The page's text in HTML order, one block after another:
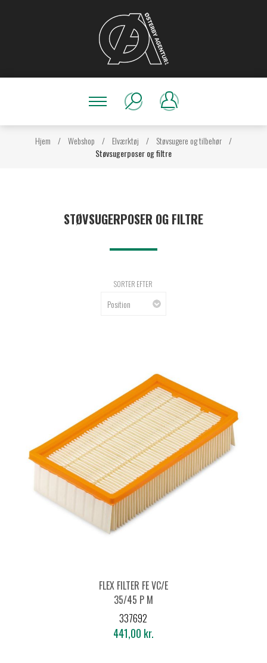
Hjem / Webshop / Elværktøj / Støvsugere og tilbehør /
Støvsugerposer og filtre
STØVSUGERPOSER OG FILTRE
SORTER EFTER
FLEX FILTER FE VC/E
35/45 P M
337692
441,00 kr.